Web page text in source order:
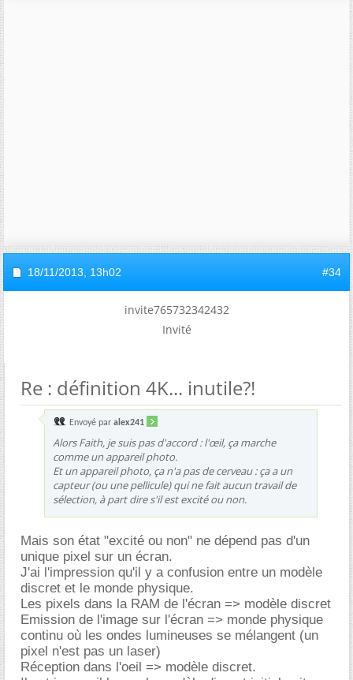
18/11/2013, 13h02 #34
invite765732342432
Invité
Re : définition 4K... inutile?!
Envoyé par alex241
Alors Faith, je suis pas d'accord : l'œil, ça marche
comme un appareil photo.
Et un appareil photo, ça n'a pas de cerveau : ça a un
capteur (ou une pellicule) qui ne fait aucun travail de
sélection, à part dire s'il est excité ou non.
Mais son état "excité ou non" ne dépend pas d'un
unique pixel sur un écran.
J'ai l'impression qu'il y a confusion entre un modèle
discret et le monde physique.
Les pixels dans la RAM de l'écran => modèle discret
Emission de l'image sur l'écran => monde physique
continu où les ondes lumineuses se mélangent (un
pixel n'est pas un laser)
Réception dans l'oeil => modèle discret.